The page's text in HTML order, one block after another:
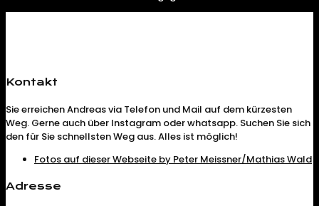
Kontakt
Sie erreichen Andreas via Telefon und Mail auf dem kürzesten
Weg. Gerne auch über Instagram oder whatsapp. Suchen Sie sich
den für Sie schnellsten Weg aus. Alles ist möglich!
Fotos auf dieser Webseite by Peter Meissner/Mathias Wald
Adresse